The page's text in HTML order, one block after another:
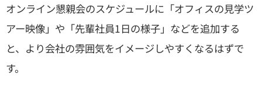
オンライン懇親会のスケジュールに「オフィスの見学ツ
アー映像」や「先輩社員1日の様子」などを追加する
と、より会社の雰囲気をイメージしやすくなるはずで
す。